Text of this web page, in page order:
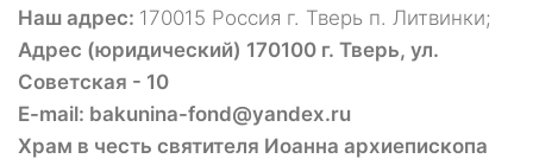
Наш адрес: 170015 Россия г. Тверь п. Литвинки;
Адрес (юридический) 170100 г. Тверь, ул.
Советская - 10
E-mail: bakunina-fond@yandex.ru
Храм в честь святителя Иоанна архиепископа